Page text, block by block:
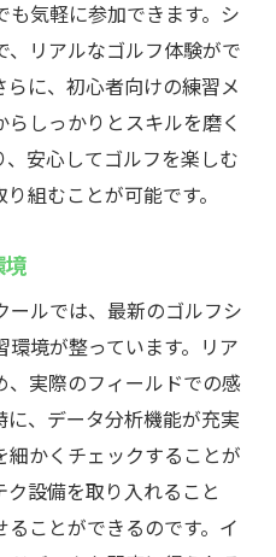
率的なスキルアップ
くのインドアゴルフス
ポート体制
気軽に始められる
得できる環境
丁寧な指導が評判
とお得なプラン
のインドアゴルフスク
ップ
が可能なシミュレータ
向上をサポート
気軽に参加できます。シ
、リアルなゴルフ体験がで
に、初心者向けの練習メ
しっかりとスキルを磨く
安心してゴルフを楽しむ
組むことが可能です。
境
ルでは、最新のゴルフシ
境が整っています。リア
、実際のフィールドでの感
、データ分析機能が充実
細かくチェックすることが
設備を取り入れること
ことができるのです。イ